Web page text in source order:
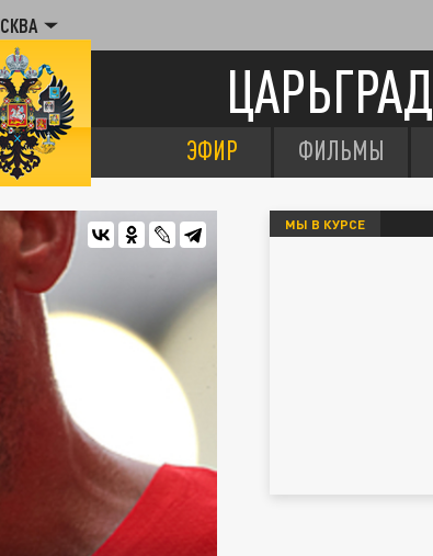
ЦАРЬГРАД
ЭФИР ФИЛЬМЫ
МЫ В КУРСЕ